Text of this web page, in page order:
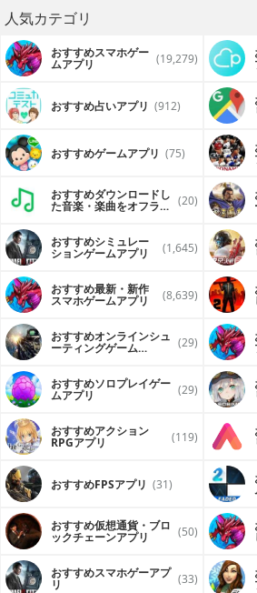
人気カテゴリ
おすすめスマホゲー
ムアプリ (19,279)
おすすめ占いアプリ (912)
おすすめゲームアプリ (75)
おすすめダウンロードし
た音楽・楽曲をオフライ (20)
おすすめシミュレー
ションゲームアプリ (1,645)
おすすめ最新・新作
スマホゲームアプリ (8,639)
おすすめオンラインシュ
ーティングゲーム (29)
おすすめソロプレイゲー
ムアプリ (29)
おすすめアクション
RPGアプリ (119)
おすすめFPSアプリ (31)
おすすめ仮想通貨・ブロ
ックチェーンアプリ (50)
おすすめスマホゲーアプ
リ (33)